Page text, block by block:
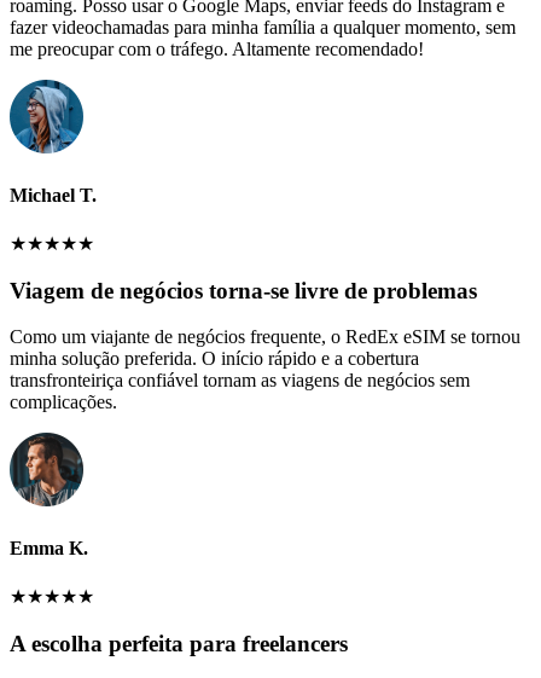
roaming. Posso usar o Google Maps, enviar feeds do Instagram e
fazer videochamadas para minha família a qualquer momento, sem
me preocupar com o tráfego. Altamente recomendado!
Michael T.
★★★★★
Viagem de negócios torna-se livre de problemas
Como um viajante de negócios frequente, o RedEx eSIM se tornou
minha solução preferida. O início rápido e a cobertura
transfronteiriça confiável tornam as viagens de negócios sem
complicações.
Emma K.
★★★★★
A escolha perfeita para freelancers